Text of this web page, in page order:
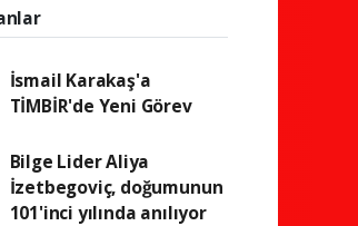
İsmail Karakaş'a
TİMBİR'de Yeni Görev
Bilge Lider Aliya
İzetbegoviç, doğumunun
101'inci yılında anılıyor